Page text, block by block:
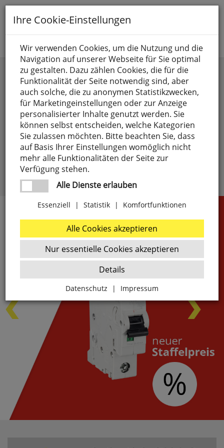
Toggle
Suche nach
Anmelden
angemeldet bleiben
Passwort vergessen?
anmelden
Noch kein Kunde?Jetzt registrieren >
Ihre Cookie-Einstellungen
Wir verwenden Cookies, um die Nutzung und die
Navigation auf unserer Webseite für Sie optimal
zu gestalten. Dazu zählen Cookies, die für die
Funktionalität der Seite notwendig sind, aber
auch solche, die zu anonymen Statistikzwecken,
für Marketingeinstellungen oder zur Anzeige
personalisierter Inhalte genutzt werden. Sie
können selbst entscheiden, welche Kategorien
Sie zulassen möchten. Bitte beachten Sie, dass
auf Basis Ihrer Einstellungen womöglich nicht
mehr alle Funktionalitäten der Seite zur
Verfügung stehen.
Alle Dienste erlauben
Essenziell | Statistik | Komfortfunktionen
Alle Cookies akzeptieren
Nur essentielle Cookies akzeptieren
Details
Datenschutz | Impressum
Zurück
Essenziell
websale_ac
ws8_pferdekaemper_01-aa_sid
Diese Cookies sind essenziell für die Funktion des